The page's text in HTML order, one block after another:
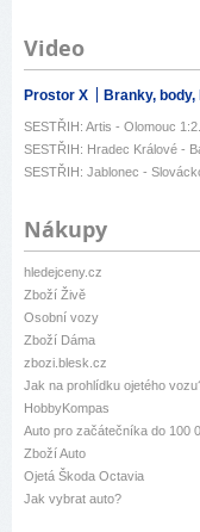
Video
Prostor X Branky,
SESTŘIH: Artis - Olomouc
SESTŘIH: Hradec Králové -
SESTŘIH: Jablonec -
Nákupy
hledejceny.cz
Zboží Živě
Osobní vozy
Zboží Dáma
zbozi.blesk.cz
Jak na prohlídku ojetého
HobbyKompas
Auto pro začátečníka do 100
Zboží Auto
Ojetá Škoda Octavia
Jak vybrat auto?